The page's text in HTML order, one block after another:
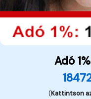
Adó
(Kattintson